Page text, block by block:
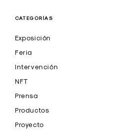
CATEGORÍAS
Exposición
Feria
Intervención
NFT
Prensa
Productos
Proyecto